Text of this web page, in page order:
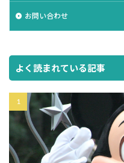
お問い合わせ
よく読まれている記事